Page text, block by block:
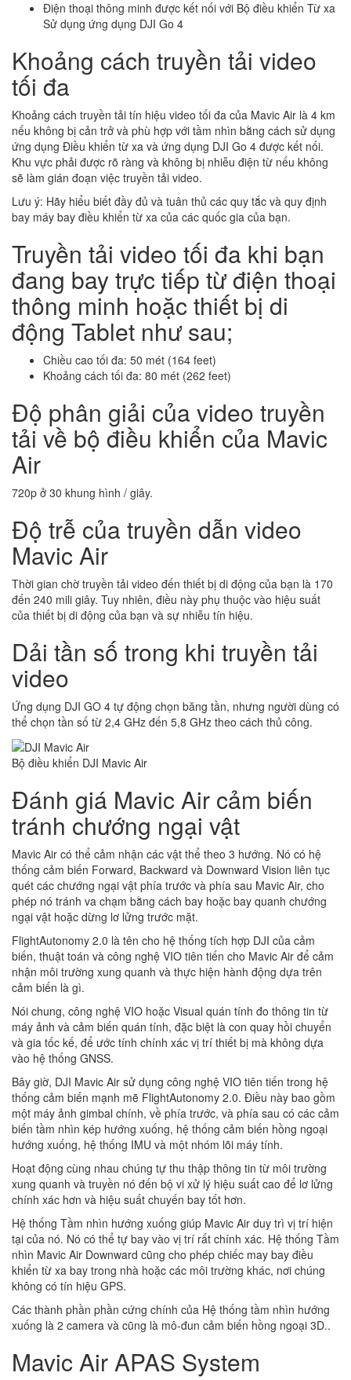
Điện thoại thông minh được kết nối với Bộ điều khiển Từ xa
Sử dụng ứng dụng DJI Go 4
Khoảng cách truyền tải video
tối đa
Khoảng cách truyền tải tín hiệu video tối đa của Mavic Air là 4 km
nếu không bị cản trở và phù hợp với tầm nhìn bằng cách sử dụng
ứng dụng Điều khiển từ xa và ứng dụng DJI Go 4 được kết nối.
Khu vực phải được rõ ràng và không bị nhiễu điện từ nếu không
sẽ làm gián đoạn việc truyền tải video.
Lưu ý: Hãy hiểu biết đầy đủ và tuân thủ các quy tắc và quy định
bay máy bay điều khiển từ xa của các quốc gia của bạn.
Truyền tải video tối đa khi bạn
đang bay trực tiếp từ điện thoại
thông minh hoặc thiết bị di
động Tablet như sau;
Chiều cao tối đa: 50 mét (164 feet)
Khoảng cách tối đa: 80 mét (262 feet)
Độ phân giải của video truyền
tải về bộ điều khiển của Mavic
Air
720p ở 30 khung hình / giây.
Độ trễ của truyền dẫn video
Mavic Air
Thời gian chờ truyền tải video đến thiết bị di động của bạn là 170
đến 240 mili giây. Tuy nhiên, điều này phụ thuộc vào hiệu suất
của thiết bị di động của bạn và sự nhiễu tín hiệu.
Dải tần số trong khi truyền tải
video
Ứng dụng DJI GO 4 tự động chọn băng tần, nhưng người dùng có
thể chọn tần số từ 2,4 GHz đến 5,8 GHz theo cách thủ công.
Bộ điều khiển DJI Mavic Air
Đánh giá Mavic Air cảm biến
tránh chướng ngại vật
Mavic Air có thể cảm nhận các vật thể theo 3 hướng. Nó có hệ
thống cảm biến Forward, Backward và Downward Vision liên tục
quét các chướng ngại vật phía trước và phía sau Mavic Air, cho
phép nó tránh va chạm bằng cách bay hoặc bay quanh chướng
ngại vật hoặc dừng lơ lửng trước mặt.
FlightAutonomy 2.0 là tên cho hệ thống tích hợp DJI của cảm
biến, thuật toán và công nghệ VIO tiên tiến cho Mavic Air để cảm
nhận môi trường xung quanh và thực hiện hành động dựa trên
cảm biến là gì.
Nói chung, công nghệ VIO hoặc Visual quán tính đo thông tin từ
máy ảnh và cảm biến quán tính, đặc biệt là con quay hồi chuyển
và gia tốc kế, để ước tính chính xác vị trí thiết bị mà không dựa
vào hệ thống GNSS.
Bây giờ, DJI Mavic Air sử dụng công nghệ VIO tiên tiến trong hệ
thống cảm biến mạnh mẽ FlightAutonomy 2.0. Điều này bao gồm
một máy ảnh gimbal chính, về phía trước, và phía sau có các cảm
biến tầm nhìn kép hướng xuống, hệ thống cảm biến hồng ngoại
hướng xuống, hệ thống IMU và một nhóm lõi máy tính.
Hoạt động cùng nhau chúng tự thu thập thông tin từ môi trường
xung quanh và truyền nó đến bộ vi xử lý hiệu suất cao để lơ lửng
chính xác hơn và hiệu suất chuyến bay tốt hơn.
Hệ thống Tầm nhìn hướng xuống giúp Mavic Air duy trì vị trí hiện
tại của nó. Nó có thể tự bay vào vị trí rất chính xác. Hệ thống Tầm
nhìn Mavic Air Downward cũng cho phép chiếc may bay điều
khiển từ xa bay trong nhà hoặc các môi trường khác, nơi chúng
không có tín hiệu GPS.
Các thành phần phần cứng chính của Hệ thống tầm nhìn hướng
xuống là 2 camera và cũng là mô-đun cảm biến hồng ngoại 3D..
Mavic Air APAS System